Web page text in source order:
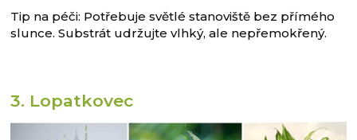
Tip na péči: Potřebuje světlé stanoviště bez přímého
slunce. Substrát udržujte vlhký, ale nepřemokřený.
3. Lopatkovec